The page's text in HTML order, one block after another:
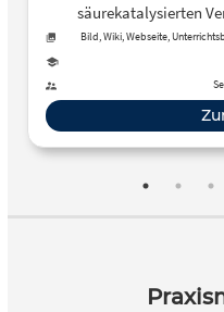
säurekatalysierten
Bild, Wiki, Webseite,